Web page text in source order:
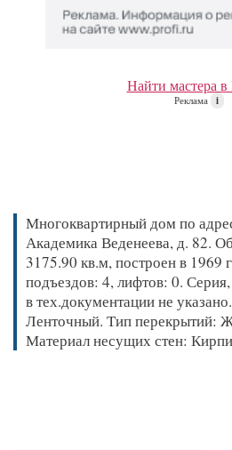
Найти мастера
Реклама i
Многоквартирный дом по
Академика Веденеева, д. 82.
3175.90 кв.м, построен в 1969
подъездов: 4, лифтов: 0.
в тех.документации не
Ленточный. Тип перекрытий:
Материал несущих стен: